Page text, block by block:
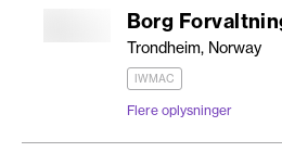
Borg
Trondheim, Norway
IWMAC
Flere oplysninger